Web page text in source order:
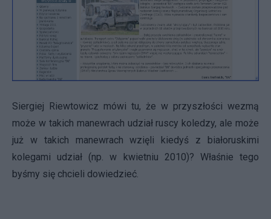
Siergiej Riewtowicz mówi tu, że w przyszłości wezmą
może w takich manewrach udział ruscy koledzy, ale może
już w takich manewrach wzięli kiedyś z białoruskimi
kolegami udział (np. w kwietniu 2010)? Właśnie tego
byśmy się chcieli dowiedzieć.